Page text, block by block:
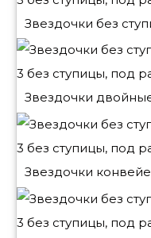
Звездочки без
Звездочки
Звездочки